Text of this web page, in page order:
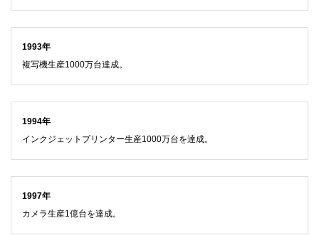
1993年
複写機生産1000万台達成。
1994年
インクジェットプリンター生産1000万台を達成。
1997年
カメラ生産1億台を達成。